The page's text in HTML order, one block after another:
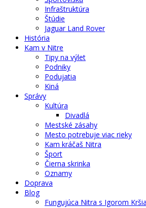
Infraštruktúra
Štúdie
Jaguar Land Rover
História
Kam v Nitre
Tipy na výlet
Podniky
Podujatia
Kiná
Správy
Kultúra
Divadlá
Mestské zásahy
Mesto potrebuje viac rieky
Kam kráčaš Nitra
Šport
Čierna skrinka
Oznamy
Doprava
Blog
Fungujúca Nitra s Igorom